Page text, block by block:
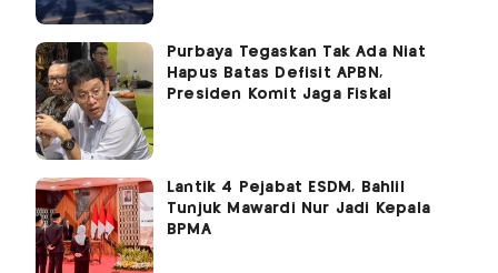
Purbaya Tegaskan Tak Ada Niat
Hapus Batas Defisit APBN,
Presiden Komit Jaga Fiskal
Lantik 4 Pejabat ESDM, Bahlil
Tunjuk Mawardi Nur Jadi Kepala
BPMA